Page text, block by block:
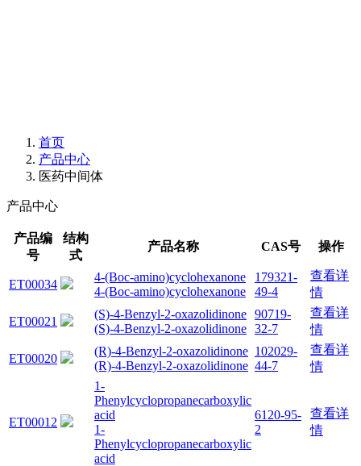
首页
产品中心
医药中间体
产品中心
产品编
号
结构
式
产品名称 CAS号 操作
ET00034
4-(Boc-amino)cyclohexanone
4-(Boc-amino)cyclohexanone
179321-
49-4
查看详
情
ET00021
(S)-4-Benzyl-2-oxazolidinone
(S)-4-Benzyl-2-oxazolidinone
90719-
32-7
查看详
情
ET00020
(R)-4-Benzyl-2-oxazolidinone
(R)-4-Benzyl-2-oxazolidinone
102029-
44-7
查看详
情
ET00012
1-
Phenylcyclopropanecarboxylic
acid
1-
Phenylcyclopropanecarboxylic
acid
6120-95-
2
查看详
情